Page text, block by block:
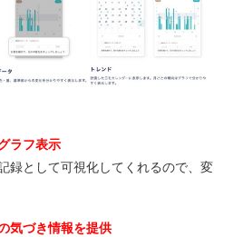
ラフ表示
録として可視化してくれるので、変
気づき情報を提供